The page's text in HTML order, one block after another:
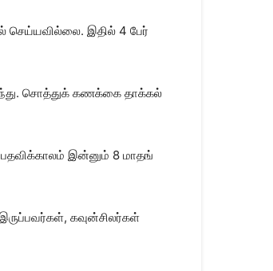
செய்​ய​வில்​லை. இதில் 4 பேர்
சொத்​துக் கணக்கை தாக்​கல்
பதவிக்​காலம் இன்​னும் 8 மாதங்​
கவுன்​சிலர்​கள்